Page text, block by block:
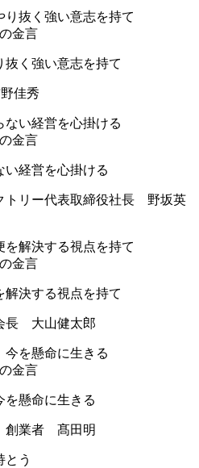
金言
抜く強い意志を持て
佳秀
金言
い経営を心掛ける
トリー代表取締役社長 野坂英
金言
決する視点を持て
長 大山健太郎
金言
を懸命に生きる
創業者 髙田明